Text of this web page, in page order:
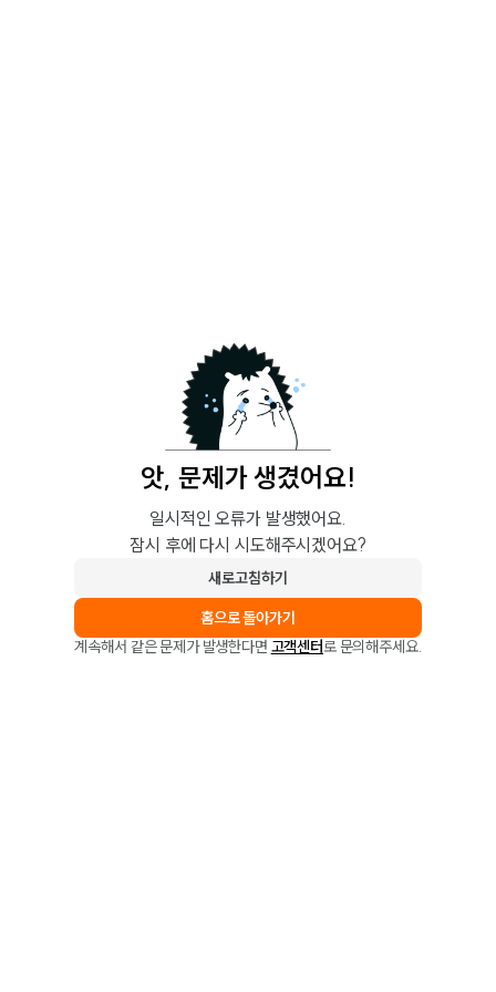
앗, 문제가 생겼어요!
일시적인 오류가 발생했어요.
잠시 후에 다시 시도해주시겠어요?
새로고침하기
홈으로 돌아가기
계속해서 같은 문제가 발생한다면 고객센터로 문의해주세요.